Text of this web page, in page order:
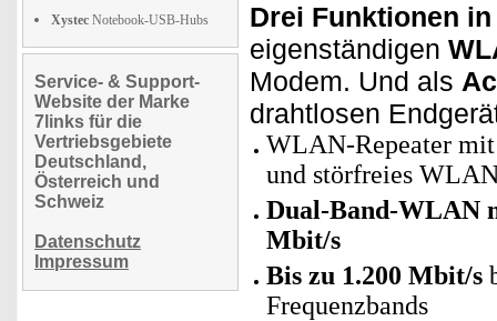
Xystec Notebook-USB-Hubs
Service- & Support-
Website der Marke
7links für die
Vertriebsgebiete
Deutschland,
Österreich und
Schweiz
Datenschutz
Impressum
Drei Funktionen
eigenständigen
Modem. Und als
drahtlosen
WLAN-Repeater
und störfreies
Dual-Band-WLAN
Mbit/s
Bis zu 1.200 Mbit/s
Frequenzbands